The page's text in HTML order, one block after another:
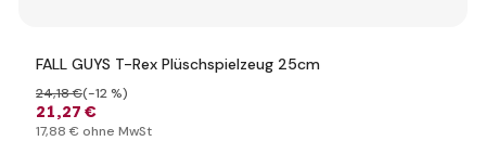
FALL GUYS T-Rex Plüschspielzeug 25cm
21,27 €
24,18 €(-12 %)
17,88 € ohne MwSt